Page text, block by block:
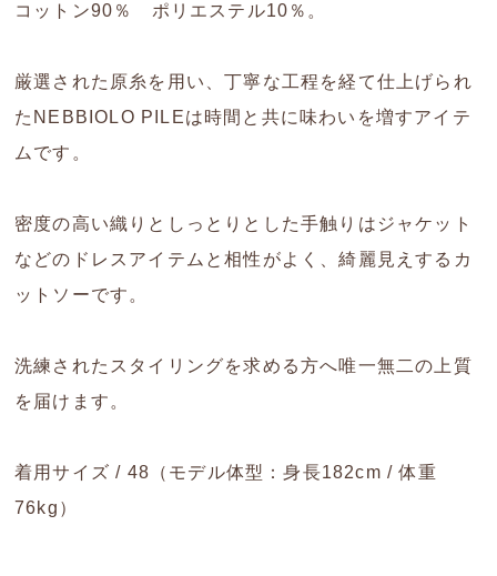
コットン90％ ポリエステル10％。
厳選された原糸を用い、丁寧な工程を経て仕上げられ
たNEBBIOLO PILEは時間と共に味わいを増すアイテ
ムです。
密度の高い織りとしっとりとした手触りはジャケット
などのドレスアイテムと相性がよく、綺麗見えするカ
ットソーです。
洗練されたスタイリングを求める方へ唯一無二の上質
を届けます。
着用サイズ / 48（モデル体型：身長182cm / 体重
76kg）